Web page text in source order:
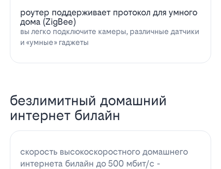
роутер поддерживает протокол для умного
дома (ZigBee)
вы легко подключите камеры, различные датчики
и «умные» гаджеты
безлимитный домашний
интернет билайн
скорость высокоскоростного домашнего
интернета билайн до 500 мбит/с -